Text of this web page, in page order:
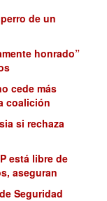
de un
honrado”
cede más
coalición
si rechaza
está libre de
aseguran
Seguridad